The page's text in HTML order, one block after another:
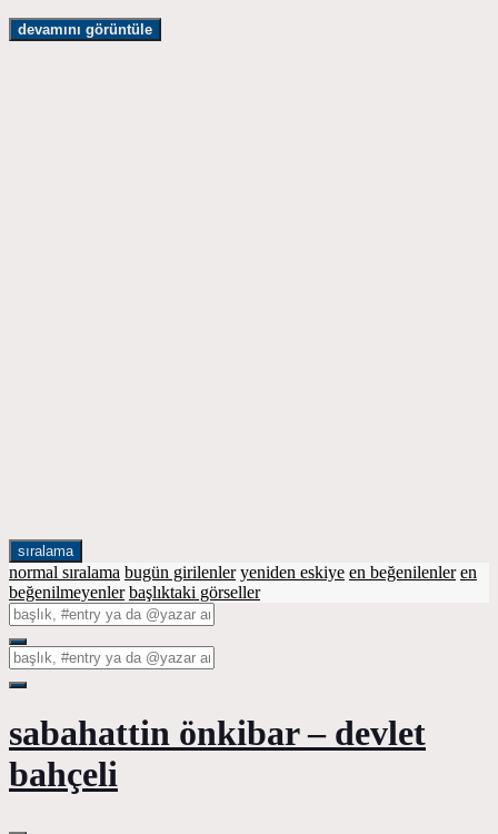
devamını görüntüle
sıralama
normal sıralama bugün girilenler yeniden eskiye en beğenilenler en
beğenilmeyenler başlıktaki görseller
sabahattin önkibar – devlet
bahçeli